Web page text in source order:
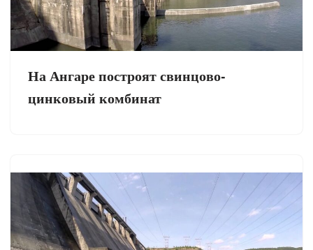
На Ангаре построят свинцово-
цинковый комбинат